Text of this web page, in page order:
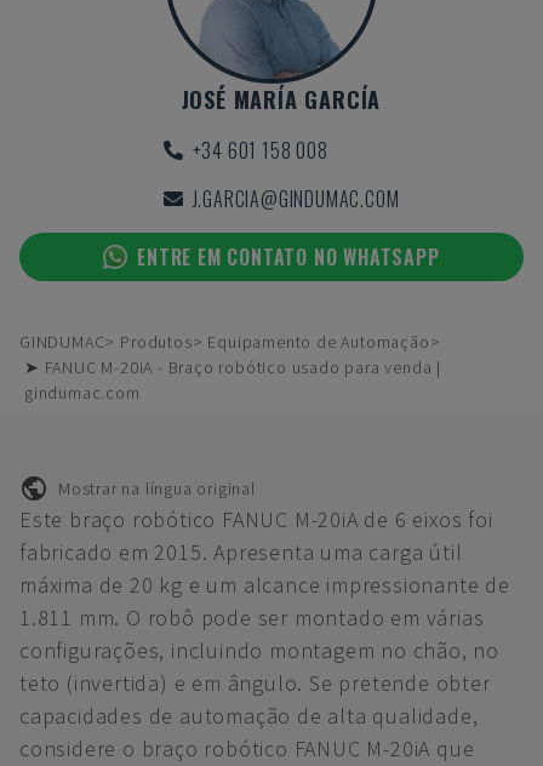
JOSÉ MARÍA GARCÍA
+34 601 158 008
J.GARCIA@GINDUMAC.COM
ENTRE EM CONTATO NO WHATSAPP
GINDUMAC Produtos
Equipamento de Automação
➤ FANUC M-20iA - Braço robótico usado para venda |
gindumac.com
Mostrar na língua original
Este braço robótico FANUC M-20iA de 6 eixos foi
fabricado em 2015. Apresenta uma carga útil
máxima de 20 kg e um alcance impressionante de
1.811 mm. O robô pode ser montado em várias
configurações, incluindo montagem no chão, no
teto (invertida) e em ângulo. Se pretende obter
capacidades de automação de alta qualidade,
considere o braço robótico FANUC M-20iA que